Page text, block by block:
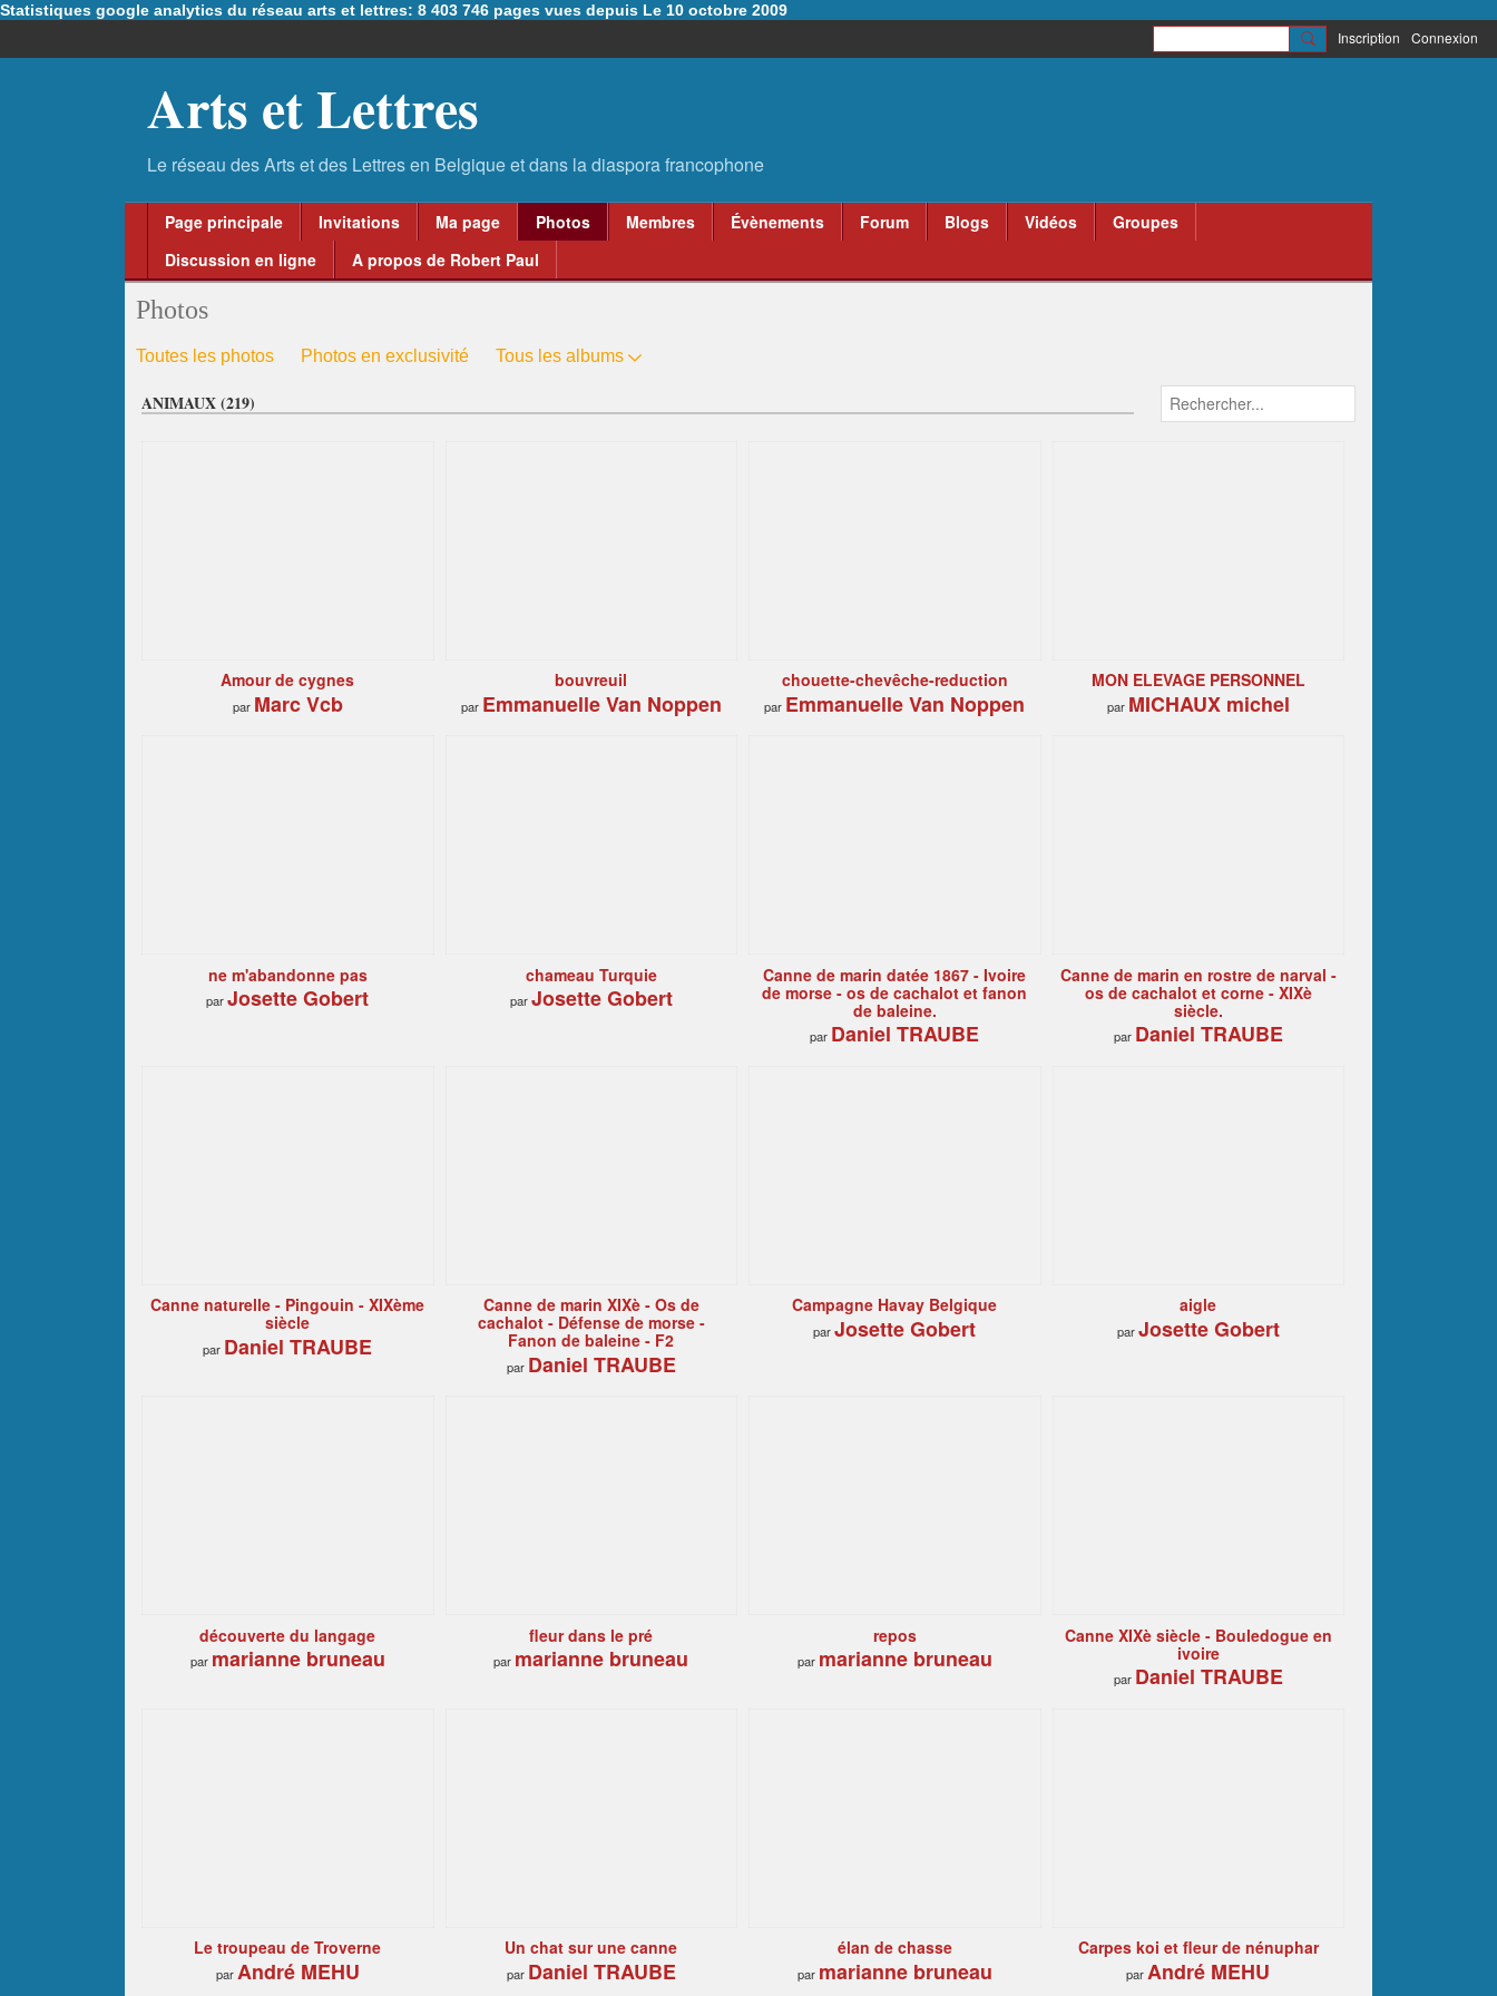
Statistiques google analytics du réseau arts et lettres: 8 403 746 pages vues depuis Le 10 octobre 2009
Inscription Connexion
Arts et Lettres
Page principale Invitations Ma page Photos Membres Évènements Forum Blogs Vidéos
Groupes
Discussion en ligne
A propos de Robert Paul
Photos
Toutes les photos Photos en exclusivité Tous les albums
ANIMAUX (219)
Amour de cygnes
par Marc Vcb
bouvreuil
par Emmanuelle Van Noppen
chouette-chevêche-reduction
par Emmanuelle Van Noppen
MON ELEVAGE PERSONNEL
par MICHAUX michel
ne m'abandonne pas
parJosette Gobert
chameau Turquie
parJosette Gobert
Canne de marin datée 1867 - Ivoire
de morse - os de cachalot et fanon
de baleine.
par Daniel TRAUBE
Canne de marin en rostre de narval -
os de cachalot et corne - XIXè
siècle.
par Daniel TRAUBE
Canne naturelle - Pingouin - XIXème
siècle
par Daniel TRAUBE
Canne de marin XIXè - Os de
cachalot - Défense de morse -
Fanon de baleine - F2
par Daniel TRAUBE
Campagne Havay Belgique
parJosette Gobert
aigle
parJosette Gobert
découverte du langage
par marianne bruneau
fleur dans le pré
par marianne bruneau
repos
par marianne bruneau
Canne XIXè siècle - Bouledogue en
ivoire
par Daniel TRAUBE
Le troupeau de Troverne
parAndré MEHU
Un chat sur une canne
par Daniel TRAUBE
élan de chasse
par marianne bruneau
Carpes koi et fleur de nénuphar
par André MEHU